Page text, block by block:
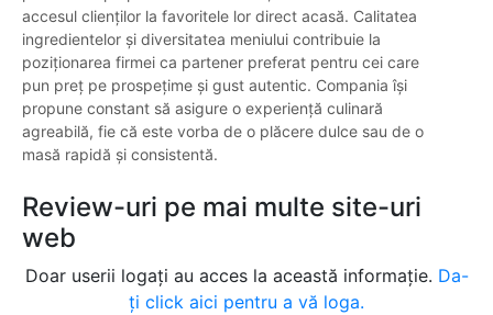
accesul clienților la favoritele lor direct acasă. Calitatea
ingredientelor și diversitatea meniului contribuie la
poziționarea firmei ca partener preferat pentru cei care
pun preț pe prospețime și gust autentic. Compania își
propune constant să asigure o experiență culinară
agreabilă, fie că este vorba de o plăcere dulce sau de o
masă rapidă și consistentă.
Review-uri pe mai multe site-uri
web
Doar userii logați au acces la această informație. Da-
ți click aici pentru a vă loga.